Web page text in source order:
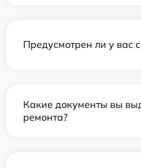
Предусмотрен ли у вас
Какие документы вы
ремонта?